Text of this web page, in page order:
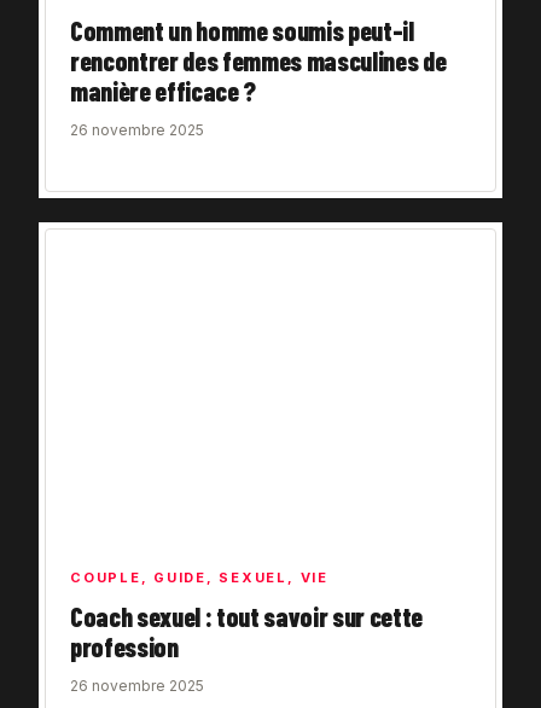
Comment un homme soumis peut-il
rencontrer des femmes masculines de
manière efficace ?
26 novembre 2025
COUPLE , GUIDE , SEXUEL , VIE
Coach sexuel : tout savoir sur cette
profession
26 novembre 2025